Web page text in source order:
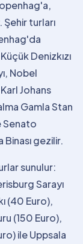
turları
Denizkızı
Nobel
Johans
Gamla Stan
Senato
Binası gezilir.
sunulur:
Sarayı
(40 Euro),
(150 Euro),
ile Uppsala